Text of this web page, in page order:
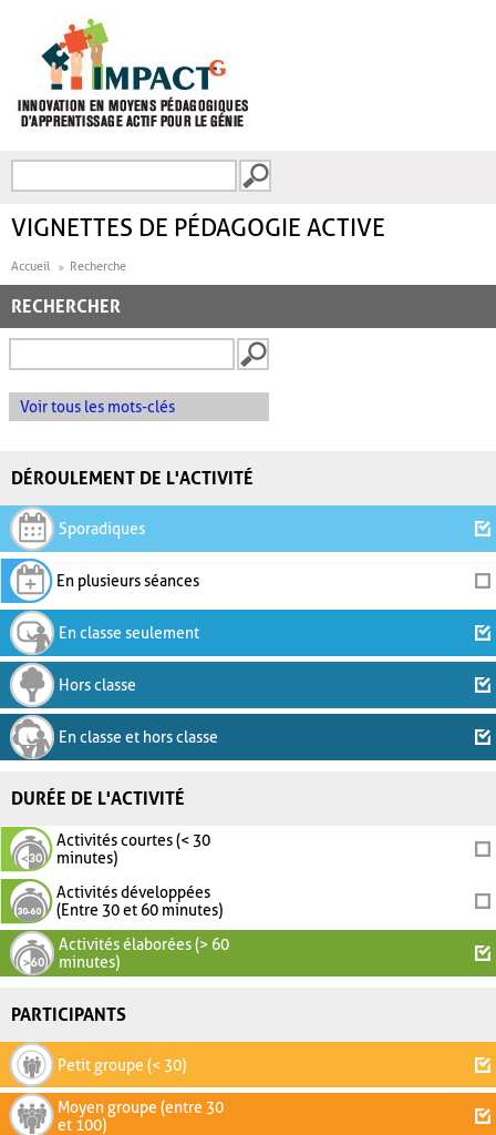
FORMULAIRE DE
VIGNETTES DE PÉDAGOGIE ACTIVE
Accueil Recherche
RECHERCHER
Voir tous les mots-clés
DÉROULEMENT DE L'ACTIVITÉ
Sporadiques
En plusieurs séances
En classe seulement
Hors classe
En classe et hors classe
DURÉE DE L'ACTIVITÉ
Activités courtes (< 30
minutes)
Activités développées
(Entre 30 et 60 minutes)
Activités élaborées (> 60
minutes)
PARTICIPANTS
Petit groupe (< 30)
Moyen groupe (entre 30
et 100)